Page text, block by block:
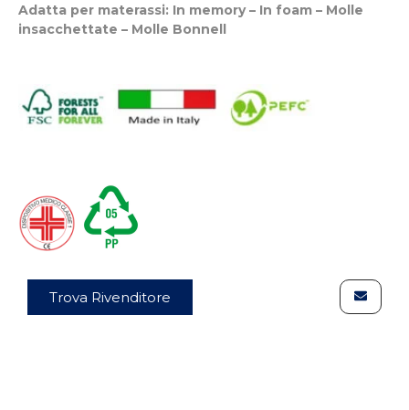
Adatta per materassi: In memory – In foam – Molle
insacchettate – Molle Bonnell
Trova Rivenditore